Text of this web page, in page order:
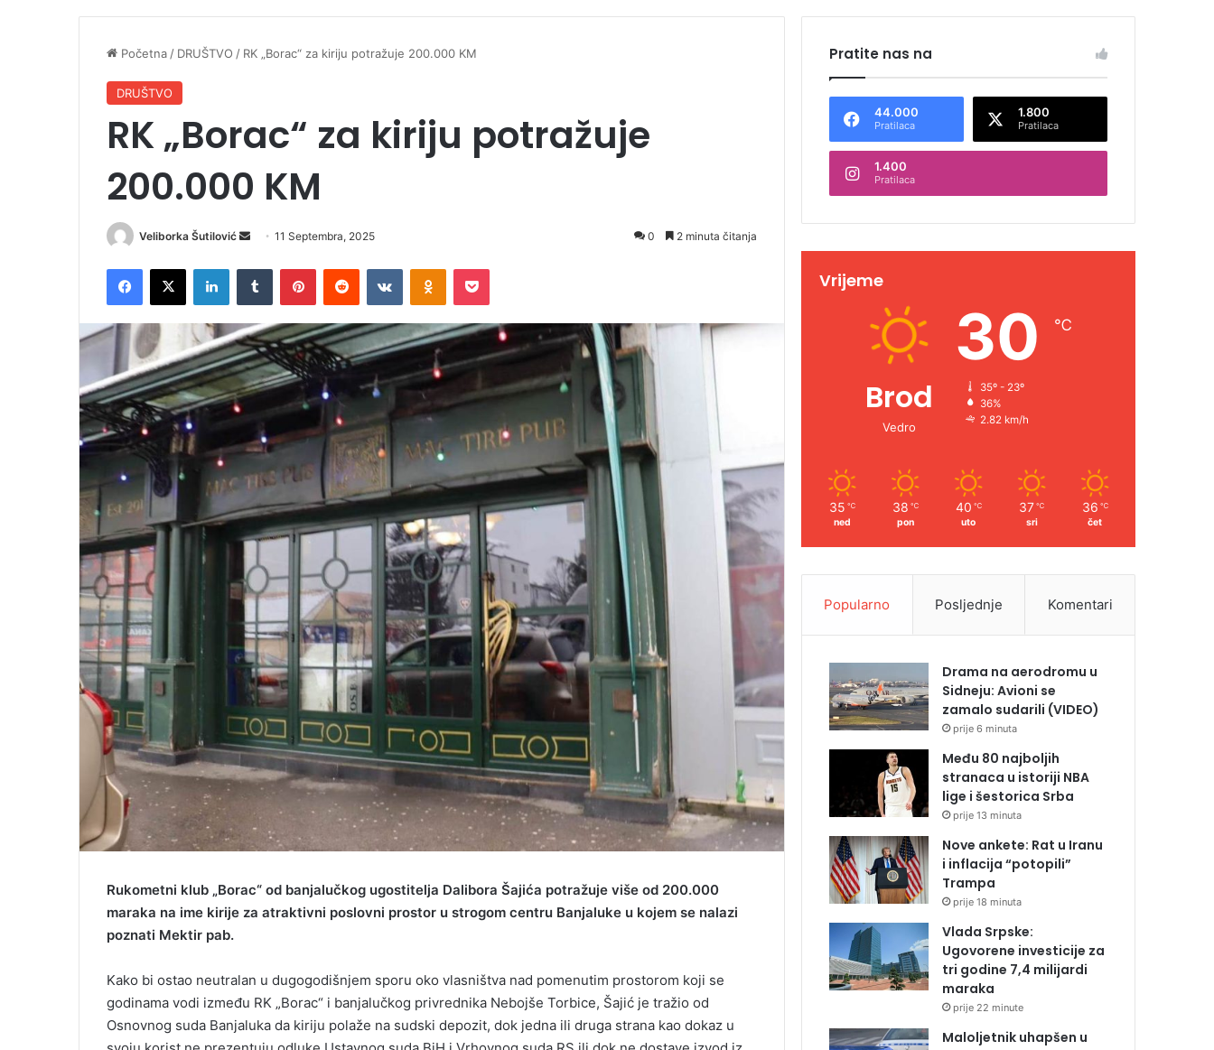
Početna/ DRUŠTVO / RK „Borac“ za kiriju potražuje 200.000 KM
DRUŠTVO
RK „Borac“ za kiriju potražuje
200.000 KM
Veliborka Šutilović
n
a
n
e
m
l
11 Septembra, 2025 0 2 minuta čitanja
Rukometni klub „Borac“ od banjalučkog ugostitelja Dalibora Šajića potražuje više od 200.000
maraka na ime kirije za atraktivni poslovni prostor u strogom centru Banjaluke u kojem se nalazi
poznati Mektir pab.
Kako bi ostao neutralan u dugogodišnjem sporu oko vlasništva nad pomenutim prostorom koji se
godinama vodi između RK „Borac“ i banjalučkog privrednika Nebojše Torbice, Šajić je tražio od
Osnovnog suda Banjaluka da kiriju polaže na sudski depozit, dok jedna ili druga strana kao dokaz u
Pratite nas na
44.000
Pratilaca
1.800
Pratilaca
1.400
Pratilaca
Vrijeme
Brod
Vedro
30 ℃
35º - 23º
36%
2.82 km/h
35 ℃
ned
38 ℃
pon
40 ℃
uto
37 ℃
sri
36 ℃
čet
Popularno Posljednje Komentari
Drama na aerodromu u
Sidneju: Avioni se
zamalo sudarili (VIDEO)
prije 6 minuta
Među 80 najboljih
stranaca u istoriji NBA
lige i šestorica Srba
prije 13 minuta
Nove ankete: Rat u Iranu
i inflacija “potopili”
Trampa
prije 18 minuta
Vlada Srpske:
Ugovorene investicije za
tri godine 7,4 milijardi
maraka
prije 22 minute
Maloljetnik uhapšen u